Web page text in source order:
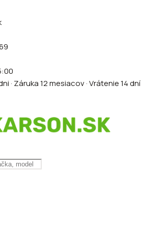
· Záruka 12 mesiacov · Vrátenie 14 dní